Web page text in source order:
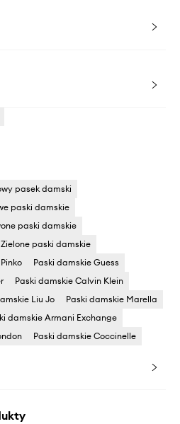
pasek damski
paski damskie
paski damskie
Zielone paski damskie
Paski damskie Guess
Paski damskie Calvin Klein
Liu Jo
Paski damskie Marella
damskie Armani Exchange
Paski damskie Coccinelle